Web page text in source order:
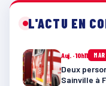
L'ACTU EN
Auj. · 10h11
Deux
Sainville à